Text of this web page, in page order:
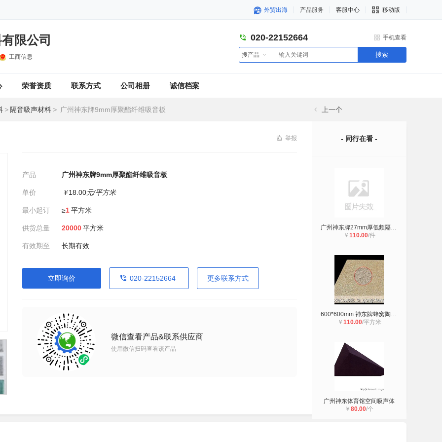
外贸出海 产品服务 客服中心 移动版
限公司
工商信息
020-22152664 手机查看
搜产品 搜索
荣誉资质 联系方式 公司相册 诚信档案
> 隔音吸声材料 > 广州神东牌9mm厚聚酯纤维吸音板 上一个
举报
产品 广州神东牌9mm厚聚酯纤维吸音板
单价 ￥18.00元/平方米
最小起订 ≥1平方米
供货总量 20000平方米
有效期至 长期有效
立即询价 020-22152664 更多联系方式
微信查看产品&联系供应商
使用微信扫码查看该产品
- 同行在看 -
广州神东牌27mm厚低频隔音减震材料
￥ 110.00/件
600*600mm 神东牌蜂窝陶瓷 防水防火
￥ 110.00/平方米
广州神东体育馆空间吸声体
￥ 80.00/个